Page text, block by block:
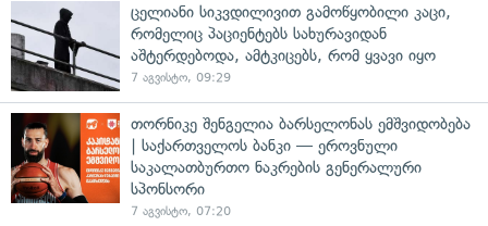
ცელიანი სიკვდილივით გამოწყობილი კაცი,
რომელიც პაციენტებს სახურავიდან
აშტერდებოდა, ამტკიცებს, რომ ყვავი იყო
7 აგვისტო, 09:29
თორნიკე შენგელია ბარსელონას ემშვიდობება
| საქართველოს ბანკი — ეროვნული
საკალათბურთო ნაკრების გენერალური
სპონსორი
7 აგვისტო, 07:20